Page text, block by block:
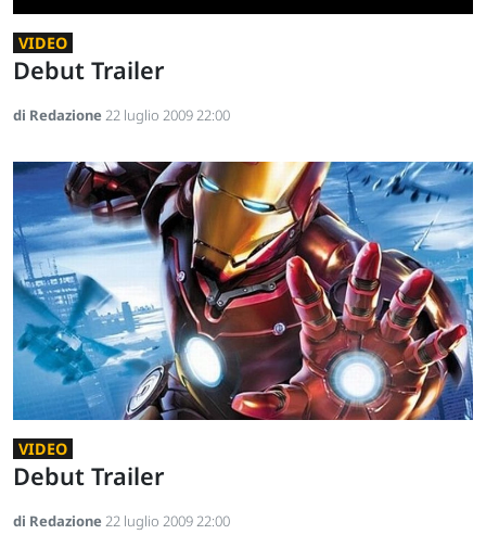
VIDEO
Debut Trailer
di Redazione22 luglio 2009 22:00
VIDEO
Debut Trailer
di Redazione22 luglio 2009 22:00